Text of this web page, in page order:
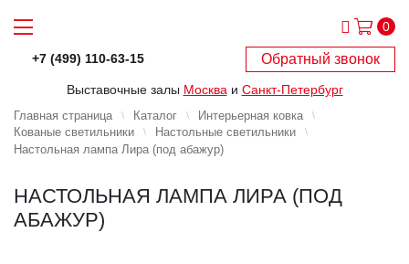
0
+7 (499) 110-63-15 Обратный звонок
Выставочные залы Москва и Санкт-Петербург
Главная страница Каталог
Интерьерная ковка
Кованые светильники
Настольные светильники
Настольная лампа Лира (под абажур)
НАСТОЛЬНАЯ ЛАМПА ЛИРА (ПОД
АБАЖУР)